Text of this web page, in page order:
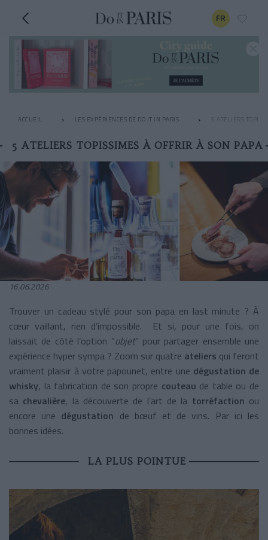
FR
ACCUEIL LES EXPÉRIENCES DE DO IT IN PARIS 5 ATELIERS
5 ATELIERS TOPISSIMES À OFFRIR À SON PAPA
16.06.2026
Trouver un cadeau stylé pour son papa en last minute ? À
cœur vaillant, rien d’impossible. Et si, pour une fois, on
laissait de côté l’option “objet” pour partager ensemble une
expérience hyper sympa ? Zoom sur quatre ateliers qui feront
vraiment plaisir à votre papounet, entre une dégustation de
whisky, la fabrication de son propre couteau de table ou de
sa chevalière, la découverte de l’art de la torréfaction ou
encore une dégustation de bœuf et de vins. Par ici les
bonnes idées.
LA PLUS POINTUE